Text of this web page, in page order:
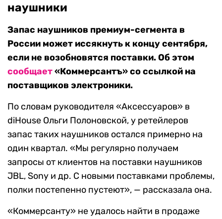
наушники
Запас наушников премиум-сегмента в
России может иссякнуть к концу сентября,
если не возобновятся поставки. Об этом
сообщает«Коммерсантъ» со ссылкой на
поставщиков электроники.
По словам руководителя «Аксессуаров» в
diHouse Ольги Полоновской, у ретейлеров
запас таких наушников остался примерно на
один квартал. «Мы регулярно получаем
запросы от клиентов на поставки наушников
JBL, Sony и др. С новыми поставками проблемы,
полки постепенно пустеют», — рассказала она.
«Коммерсанту» не удалось найти в продаже